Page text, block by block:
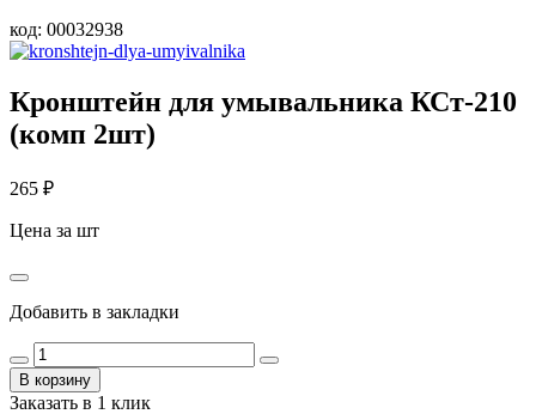
код: 00032938
Кронштейн для умывальника КСт-210
(комп 2шт)
265 ₽
Цена за шт
Добавить в закладки
В корзину
Заказать в 1 клик